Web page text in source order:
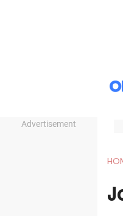
Advertisement